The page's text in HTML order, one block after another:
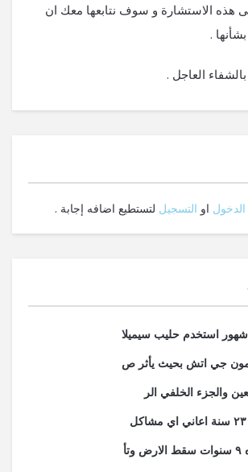
هذه الاستشارة و سوف نتابعها معك ان
.
العاجل .
او التسجيل لتستطيع اضافه إجابة .
جي اتش بحيث يأثر ص
والجزء الخلفي الر